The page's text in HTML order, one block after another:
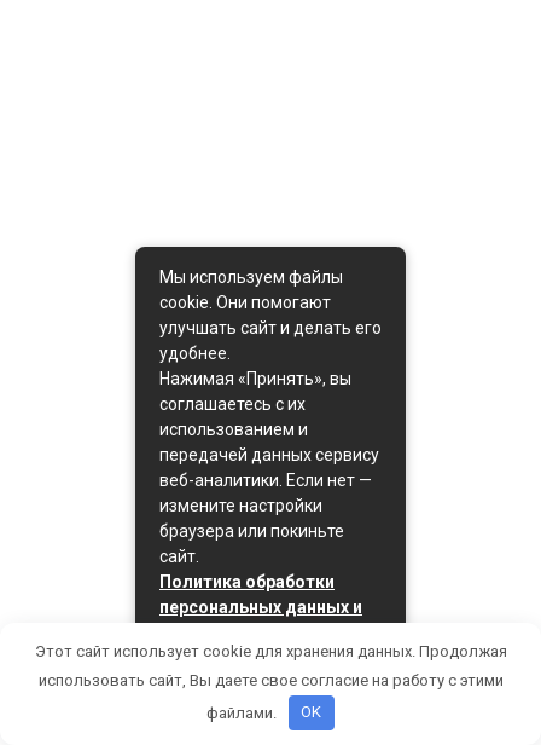
Мы используем файлы
cookie. Они помогают
улучшать сайт и делать его
удобнее.
Нажимая «Принять», вы
соглашаетесь с их
использованием и
передачей данных сервису
веб-аналитики. Если нет —
измените настройки
браузера или покиньте
сайт.
Политика обработки
персональных данных и
Принять
Этот сайт использует cookie для хранения данных. Продолжая
использовать сайт, Вы даете свое согласие на работу с этими
файлами.
OK